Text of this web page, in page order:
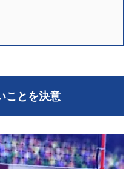
ことを決意